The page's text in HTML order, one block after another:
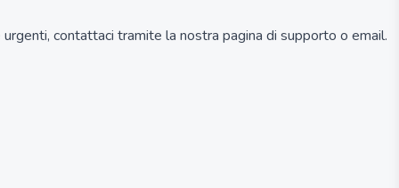
contattaci tramite la nostra pagina di supporto o email.